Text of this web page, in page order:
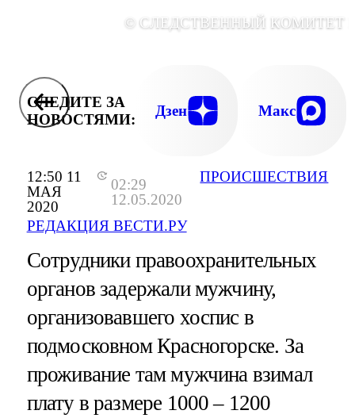
12:50 11
МАЯ
2020
02:29
12.05.2020
РЕДАКЦИЯ ВЕСТИ.РУ
ПРОИСШЕСТВИЯ
© СЛЕДСТВЕННЫЙ КОМИТЕТ
СЛЕДИТЕ ЗА
НОВОСТЯМИ:
Дзен Макс
Сотрудники правоохранительных
органов задержали мужчину,
организовавшего хоспис в
подмосковном Красногорске. За
проживание там мужчина взимал
плату в размере 1000 – 1200